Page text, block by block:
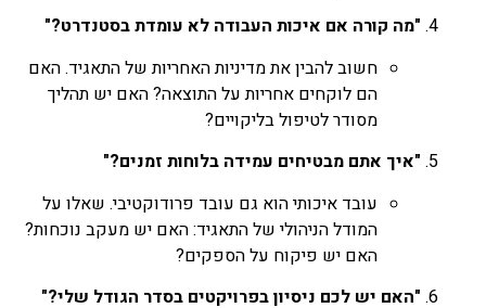
"מה קורה אם איכות העבודה לא עומדת בסטנדרט?"
חשוב להבין את מדיניות האחריות של התאגיד. האם
הם לוקחים אחריות על התוצאה? האם יש תהליך
מסודר לטיפול בליקויים?
"איך אתם מבטיחים עמידה בלוחות זמנים?"
עובד איכותי הוא גם עובד פרודוקטיבי. שאלו על
המודל הניהולי של התאגיד: האם יש מעקב נוכחות?
האם יש פיקוח על הספקים?
"האם יש לכם ניסיון בפרויקטים בסדר הגודל שלי?"